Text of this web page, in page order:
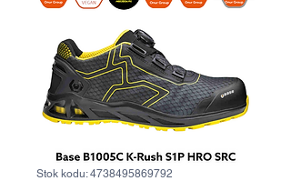
Stok kodu: 4738495869792